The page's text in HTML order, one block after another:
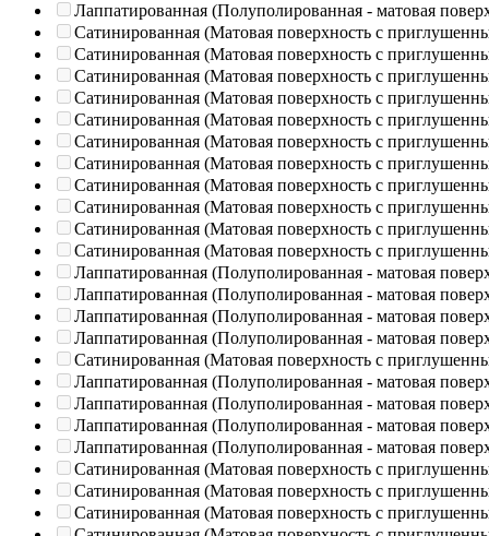
Лаппатированная (Полуполированная - матовая
Сатинированная (Матовая поверхность с
Сатинированная (Матовая поверхность с
Сатинированная (Матовая поверхность с
Сатинированная (Матовая поверхность с
Сатинированная (Матовая поверхность с
Сатинированная (Матовая поверхность с
Сатинированная (Матовая поверхность с
Сатинированная (Матовая поверхность с
Сатинированная (Матовая поверхность с
Сатинированная (Матовая поверхность с
Сатинированная (Матовая поверхность с
Лаппатированная (Полуполированная - матовая
Лаппатированная (Полуполированная - матовая
Лаппатированная (Полуполированная - матовая
Лаппатированная (Полуполированная - матовая
Сатинированная (Матовая поверхность с
Лаппатированная (Полуполированная - матовая
Лаппатированная (Полуполированная - матовая
Лаппатированная (Полуполированная - матовая
Лаппатированная (Полуполированная - матовая
Сатинированная (Матовая поверхность с
Сатинированная (Матовая поверхность с
Сатинированная (Матовая поверхность с